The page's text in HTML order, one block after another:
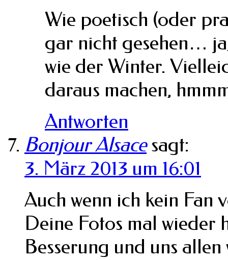
Wie poetisch (oder
gar nicht gesehen…
wie der Winter.
daraus machen,
Antworten
Bonjour Alsace sagt:
3. März 2013 um 16:01
Auch wenn ich kein Fan
Deine Fotos mal wieder
Besserung und uns